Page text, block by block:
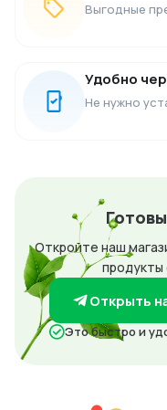
Выгодные
Удобно
Не нужно
Откройте наш
продукты
Открыть
Это быстро и